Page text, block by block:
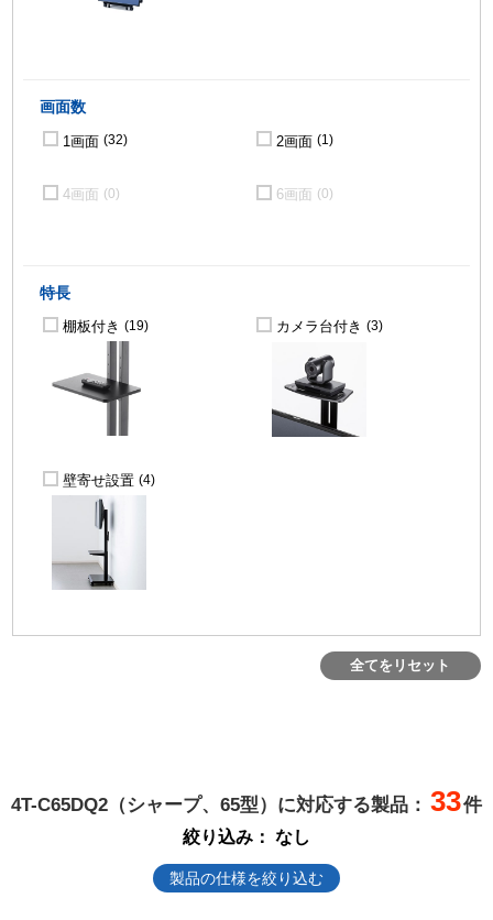
画面数
1画面 (32) 2画面 (1)
4画面 (0) 6画面 (0)
特長
棚板付き (19) カメラ台付き (3)
壁寄せ設置 (4)
全てをリセット
4T-C65DQ2（シャープ、65型）に対応する製品： 33件
絞り込み： なし
製品の仕様を絞り込む